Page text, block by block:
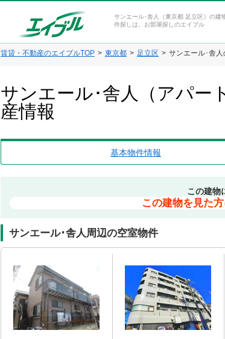
サンエール･舎人（東京都 足立区）の建
件探しは、お部屋探しのエイブル
賃貸・不動産のエイブルTOP 東京都 足立区 サンエール･舎
サンエール･舎人（アパー
産情報
基本物件情報
この建物
この建物を見た
サンエール･舎人周辺の空室物件